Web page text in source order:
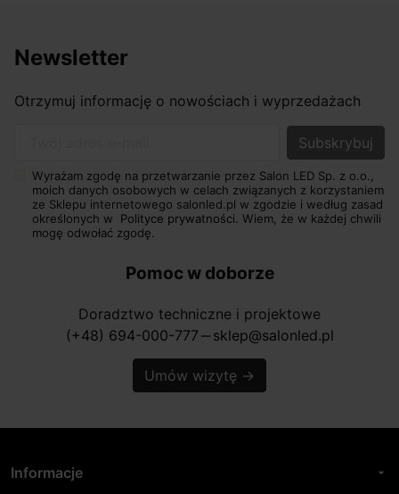
Newsletter
Otrzymuj informację o nowościach i wyprzedażach
Wyrażam zgodę na przetwarzanie przez Salon LED Sp. z o.o.,
moich danych osobowych w celach związanych z korzystaniem
ze Sklepu internetowego salonled.pl w zgodzie i według zasad
określonych w Polityce prywatności. Wiem, że w każdej chwili
mogę odwołać zgodę.
Pomoc w doborze
Doradztwo techniczne i projektowe
(+48) 694-000-777 horizontal_rule sklep@salonled.pl
Umów wizytę →
Informacje arrow_drop_down